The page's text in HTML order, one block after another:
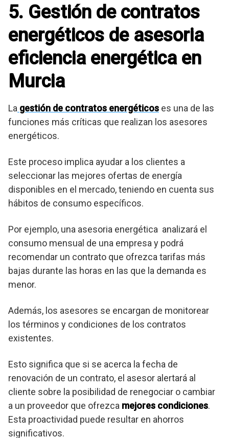
5. Gestión de contratos
energéticos de asesoria
eficiencia energética en
Murcia
La gestión de contratos energéticos es una de las
funciones más críticas que realizan los asesores
energéticos.
Este proceso implica ayudar a los clientes a
seleccionar las mejores ofertas de energía
disponibles en el mercado, teniendo en cuenta sus
hábitos de consumo específicos.
Por ejemplo, una asesoria energética analizará el
consumo mensual de una empresa y podrá
recomendar un contrato que ofrezca tarifas más
bajas durante las horas en las que la demanda es
menor.
Además, los asesores se encargan de monitorear
los términos y condiciones de los contratos
existentes.
Esto significa que si se acerca la fecha de
renovación de un contrato, el asesor alertará al
cliente sobre la posibilidad de renegociar o cambiar
a un proveedor que ofrezca mejores condiciones.
Esta proactividad puede resultar en ahorros
significativos.